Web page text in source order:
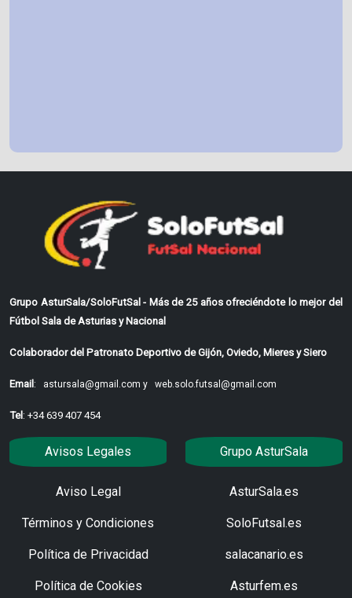
Grupo AsturSala/SoloFutSal - Más de 25 años ofreciéndote lo mejor del
Fútbol Sala de Asturias y Nacional
Colaborador del Patronato Deportivo de Gijón, Oviedo, Mieres y Siero
Email: astursala@gmail.com y web.solo.futsal@gmail.com
Tel: +34 639 407 454
Avisos Legales
Aviso Legal
Términos y Condiciones
Política de Privacidad
Política de Cookies
Grupo AsturSala
AsturSala.es
SoloFutsal.es
salacanario.es
Asturfem.es